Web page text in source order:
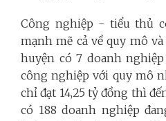
Công nghiệp - tiểu thủ
mạnh mẽ cả về quy mô
huyện có 7 doanh
công nghiệp với quy mô
chỉ đạt 14,25 tỷ đồng thì
có 188 doanh nghiệp